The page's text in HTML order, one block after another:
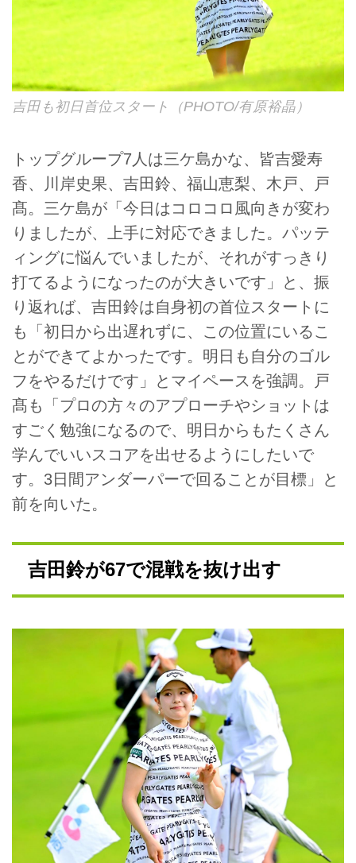
吉田も初日首位スタート（PHOTO/有原裕晶）
トップグループ7人は三ケ島かな、皆吉愛寿
香、川岸史果、吉田鈴、福山恵梨、木戸、戸
髙。三ケ島が「今日はコロコロ風向きが変わ
りましたが、上手に対応できました。パッテ
ィングに悩んでいましたが、それがすっきり
打てるようになったのが大きいです」と、振
り返れば、吉田鈴は自身初の首位スタートに
も「初日から出遅れずに、この位置にいるこ
とができてよかったです。明日も自分のゴル
フをやるだけです」とマイペースを強調。戸
髙も「プロの方々のアプローチやショットは
すごく勉強になるので、明日からもたくさん
学んでいいスコアを出せるようにしたいで
す。3日間アンダーパーで回ることが目標」と
前を向いた。
吉田鈴が67で混戦を抜け出す